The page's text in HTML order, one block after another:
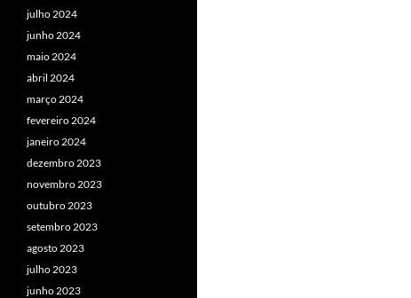
julho 2024
junho 2024
maio 2024
abril 2024
março 2024
fevereiro 2024
janeiro 2024
dezembro 2023
novembro 2023
outubro 2023
setembro 2023
agosto 2023
julho 2023
junho 2023